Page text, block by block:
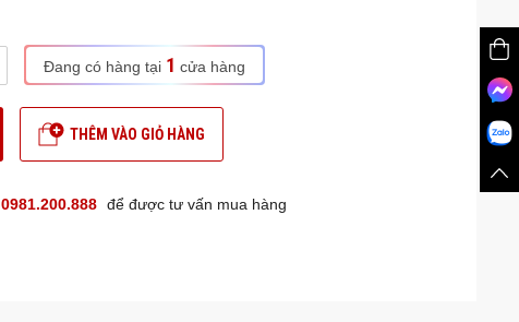
Đang có hàng tại 1 cửa hàng
THÊM VÀO GIỎ HÀNG
0981.200.888 để được tư vấn mua hàng